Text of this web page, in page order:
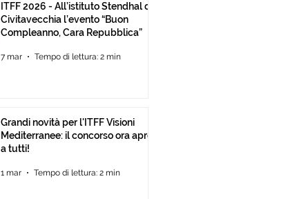
ITFF 2026 - All’istituto Stendhal di
Civitavecchia l’evento “Buon
Compleanno, Cara Repubblica”
7 mar Tempo di lettura: 2 min
Grandi novità per l'ITFF Visioni
Mediterranee: il concorso ora apre
a tutti!
1 mar Tempo di lettura: 2 min